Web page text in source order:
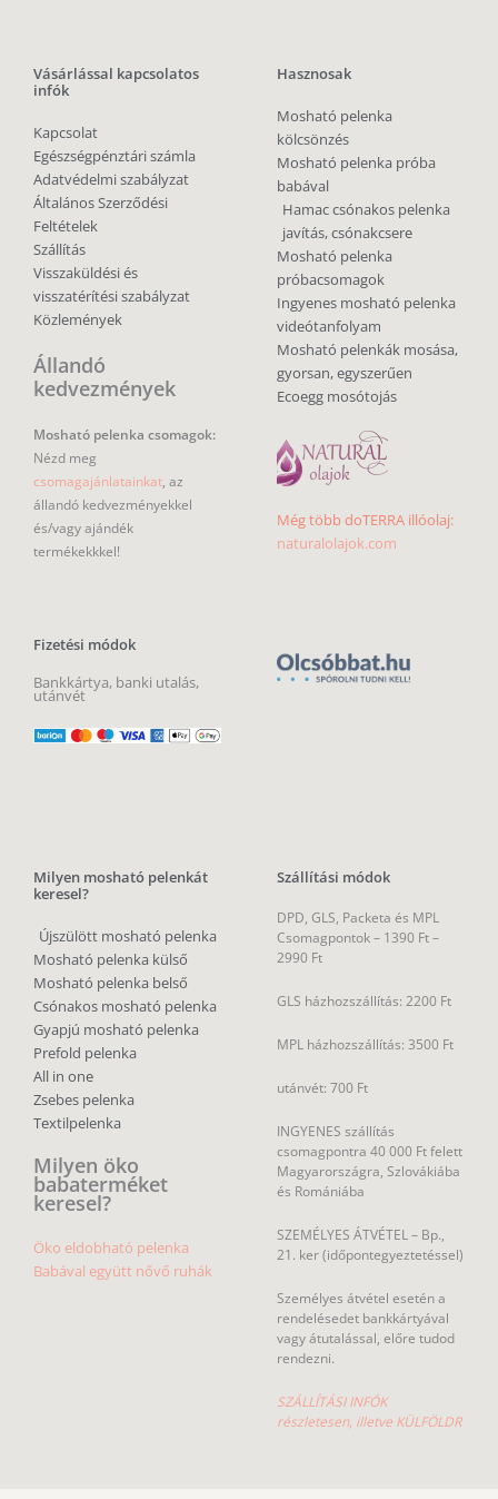
Vásárlással kapcsolatos
infók
Kapcsolat
Egészségpénztári számla
Adatvédelmi szabályzat
Általános Szerződési
Feltételek
Szállítás
Visszaküldési és
visszatérítési szabályzat
Közlemények
Állandó
kedvezmények
Mosható pelenka csomagok:
Nézd meg
csomagajánlatainkat, az
állandó kedvezményekkel
és/vagy ajándék
termékekkkel!
Fizetési módok
Bankkártya, banki utalás,
utánvét
Hasznosak
Mosható pelenka
kölcsönzés
Mosható pelenka próba
babával
Hamac csónakos pelenka
javítás, csónakcsere
Mosható pelenka
próbacsomagok
Ingyenes mosható pelenka
videótanfolyam
Mosható pelenkák mosása,
gyorsan, egyszerűen
Ecoegg mosótojás
Még több doTERRA illóolaj:
naturalolajok.com
Milyen mosható pelenkát
keresel?
Újszülött mosható pelenka
Mosható pelenka külső
Mosható pelenka belső
Csónakos mosható pelenka
Gyapjú mosható pelenka
Prefold pelenka
All in one
Zsebes pelenka
Textilpelenka
Milyen öko
babaterméket
keresel?
Öko eldobható pelenka
Babával együtt nővő ruhák
Szállítási módok
DPD, GLS, Packeta és MPL
Csomagpontok – 1390 Ft –
2990 Ft
GLS házhozszállítás: 2200 Ft
MPL házhozszállítás: 3500 Ft
utánvét: 700 Ft
INGYENES szállítás
csomagpontra 40 000 Ft felett
Magyarországra, Szlovákiába
és Romániába
SZEMÉLYES ÁTVÉTEL – Bp.,
21. ker (időpontegyeztetéssel)
Személyes átvétel esetén a
rendelésedet bankkártyával
vagy átutalással, előre tudod
rendezni.
SZÁLLÍTÁSI INFÓK
részletesen, illetve KÜLFÖLDR